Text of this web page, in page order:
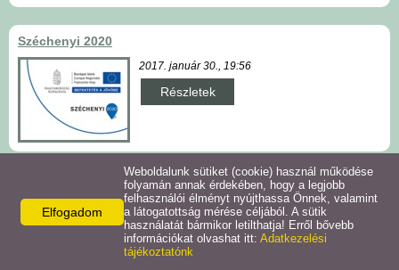
Széchenyi 2020
2017. január 30., 19:56
Részletek
Elérhetőségek
SZA-MA-TECH KFT.
Elfogadom
Weboldalunk sütiket (cookie) használ működése
folyamán annak érdekében, hogy a legjobb
felhasználói élményt nyújthassa Önnek, valamint
a látogatottság mérése céljából. A sütik
használatát bármikor letilthatja! Erről bővebb
információkat olvashat itt: Adatkezelési
tájékoztatónk